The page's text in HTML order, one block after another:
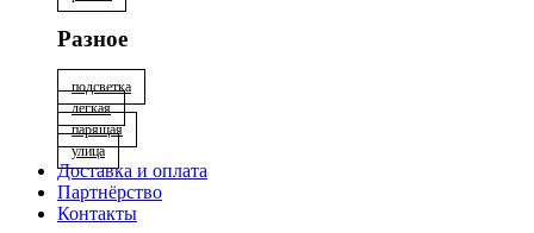
Разное
подсветка
лёгкая
парящая
улица
Доставка и оплата
Партнёрство
Контакты